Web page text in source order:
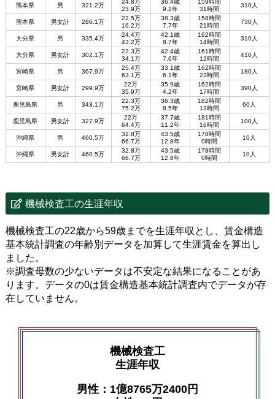
熊本県 男 321.2万
24.8万
23.9万
36.4歳
9.2年
159時間
31時間
310人
熊本県 男女計 286.1万
22.5万
16.2万
38.3歳
7.7年
158時間
21時間
730人
大分県 男 335.4万
24.4万
43.2万
42.1歳
8.7年
162時間
14時間
310人
大分県 男女計 302.1万
22.3万
34.1万
42.4歳
7.6年
161時間
12時間
410人
宮崎県 男 367.9万
25.4万
63.1万
33.1歳
6.1年
162時間
23時間
180人
宮崎県 男女計 299.9万
22万
35.9万
35.9歳
4.2年
162時間
17時間
390人
鹿児島県 男 343.1万
22.3万
75.2万
36.3歳
8.5年
182時間
13時間
60人
鹿児島県 男女計 327.9万
22万
64.4万
37.7歳
11.2年
181時間
16時間
100人
沖縄県 男 460.5万
32.8万
66.7万
43.5歳
12.8年
178時間
0時間
10人
沖縄県 男女計 460.5万
32.8万
66.7万
43.5歳
12.8年
178時間
0時間
10人
機械検査工の生涯年収
機械検査工の22歳から59歳までを生涯年収とし、賃金構造
基本統計調査の年齢別データを加算して生涯賃金を算出し
ました。
※調査母数の少ないデータは不安定な結果になることがあ
ります。データの0は賃金構造基本統計調査内でデータが存
在していません。
機械検査工
生涯年収
男性：1億8765万2400円